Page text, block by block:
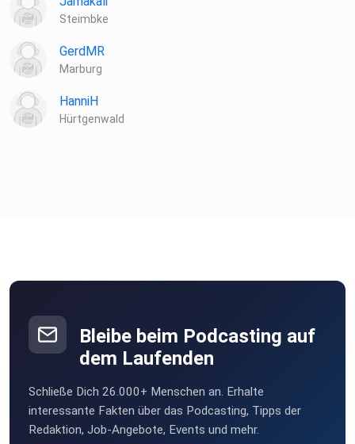
Steimbke
GerdMR
Marburg
HanniH
Hürtgenwald
Bleibe beim Podcasting auf
dem Laufenden
Schließe Dich 26.000+ Menschen an. Erhalte
interessante Fakten über das Podcasting, Tipps der
Redaktion, Job-Angebote, Events und mehr.